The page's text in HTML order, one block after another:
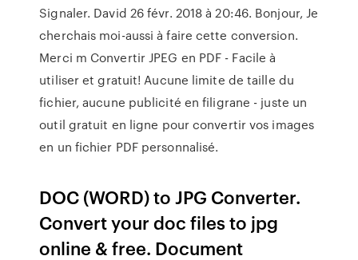
Signaler. David 26 févr. 2018 à 20:46. Bonjour, Je
cherchais moi-aussi à faire cette conversion.
Merci m Convertir JPEG en PDF - Facile à
utiliser et gratuit! Aucune limite de taille du
fichier, aucune publicité en filigrane - juste un
outil gratuit en ligne pour convertir vos images
en un fichier PDF personnalisé.
DOC (WORD) to JPG Converter.
Convert your doc files to jpg
online & free. Document